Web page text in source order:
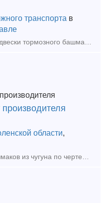
транспорта в
Продажа жд деталей валик подвески тормозного башмака ось12-65 ось12-75 ось12-85 ось12-90 ось10-105 ось12-80 ось12-75 винт РХП Шайба55-26 шайба55-31 шайба55-33 шайба55-41 стояночный тормо
области,